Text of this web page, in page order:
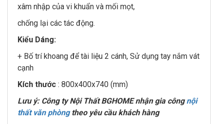
xâm nhập của vi khuẩn và mối mọt,
chống lại các tác động.
Kiểu Dáng:
+ Bố trí khoang để tài liệu 2 cánh, Sử dụng tay nắm vát
cạnh
Kích thước : 800x400x740 (mm)
Lưu ý: Công ty Nội Thất BGHOME nhận gia côngnội
thất văn phòngtheo yêu cầu khách hàng